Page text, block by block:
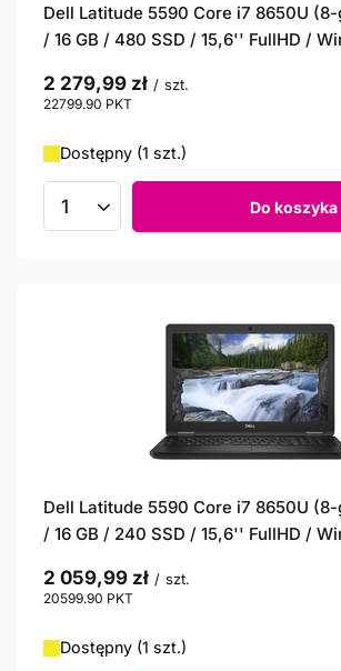
Dell Latitude 5590 Core i7 8650U (8-
/ 16 GB / 480 SSD / 15,6'' FullHD /
2 279,99 zł / szt.
22799.90 PKT
Dostępny (1 szt.)
Ilość produktów Do koszyka
Dell Latitude 5590 Core i7 8650U (8-
/ 16 GB / 240 SSD / 15,6'' FullHD /
2 059,99 zł / szt.
20599.90 PKT
Dostępny (1 szt.)